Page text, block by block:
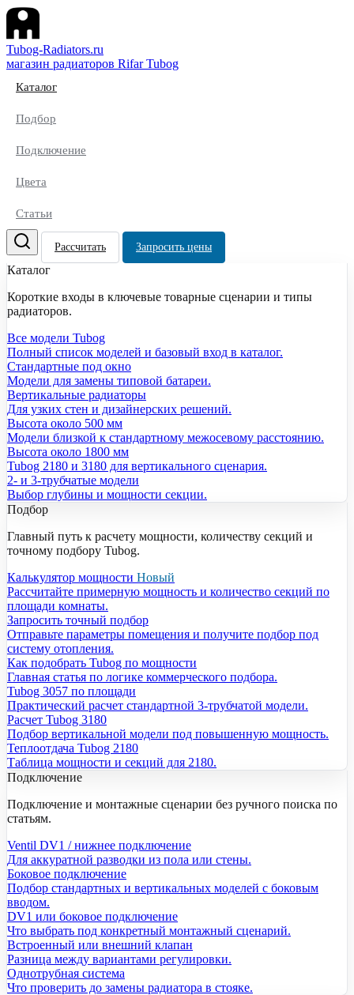
Tubog-Radiators.ru
магазин радиаторов Rifar Tubog
Каталог
Подбор
Подключение
Цвета
Статьи
Рассчитать Запросить цены
Каталог
Короткие входы в ключевые товарные сценарии и типы
радиаторов.
Все модели Tubog
Полный список моделей и базовый вход в каталог.
Стандартные под окно
Модели для замены типовой батареи.
Вертикальные радиаторы
Для узких стен и дизайнерских решений.
Высота около 500 мм
Модели близкой к стандартному межосевому расстоянию.
Высота около 1800 мм
Tubog 2180 и 3180 для вертикального сценария.
2- и 3-трубчатые модели
Выбор глубины и мощности секции.
Подбор
Главный путь к расчету мощности, количеству секций и
точному подбору Tubog.
Калькулятор мощности Новый
Рассчитайте примерную мощность и количество секций по
площади комнаты.
Запросить точный подбор
Отправьте параметры помещения и получите подбор под
систему отопления.
Как подобрать Tubog по мощности
Главная статья по логике коммерческого подбора.
Tubog 3057 по площади
Практический расчет стандартной 3-трубчатой модели.
Расчет Tubog 3180
Подбор вертикальной модели под повышенную мощность.
Теплоотдача Tubog 2180
Таблица мощности и секций для 2180.
Подключение
Подключение и монтажные сценарии без ручного поиска по
статьям.
Ventil DV1 / нижнее подключение
Для аккуратной разводки из пола или стены.
Боковое подключение
Подбор стандартных и вертикальных моделей с боковым
вводом.
DV1 или боковое подключение
Что выбрать под конкретный монтажный сценарий.
Встроенный или внешний клапан
Разница между вариантами регулировки.
Однотрубная система
Что проверить до замены радиатора в стояке.